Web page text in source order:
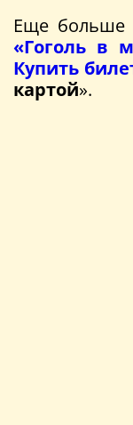
Еще больше
«Гоголь в
Купить
картой».